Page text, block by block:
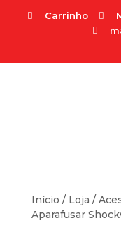
 Carrinho 

Início / Loja /
Aparafusar